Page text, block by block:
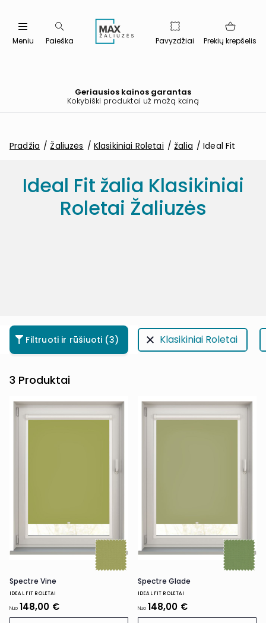
Meniu Paieška Pavyzdžiai Prekių krepšelis
Geriausios kainos garantas
Kokybiški produktai už mažą kainą
Pradžia Žaliuzės Klasikiniai Roletai žalia Ideal Fit
Ideal Fit žalia Klasikiniai
Roletai Žaliuzės
Filtruoti ir rūšiuoti (3) Klasikiniai Roletai
3 Produktai
Spectre Vine
IDEAL FIT ROLETAI
Nuo 148,00 €
Spectre Glade
IDEAL FIT ROLETAI
Nuo 148,00 €